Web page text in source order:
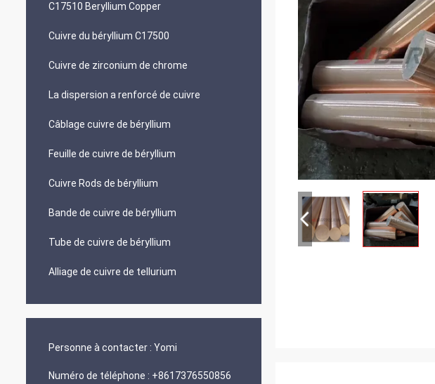
C17510 Beryllium Copper
Cuivre du béryllium C17500
Cuivre de zirconium de chrome
La dispersion a renforcé de cuivre
Câblage cuivre de béryllium
Feuille de cuivre de béryllium
Cuivre Rods de béryllium
Bande de cuivre de béryllium
Tube de cuivre de béryllium
Alliage de cuivre de tellurium
Personne à contacter : Yomi
Numéro de téléphone : +8617376550856